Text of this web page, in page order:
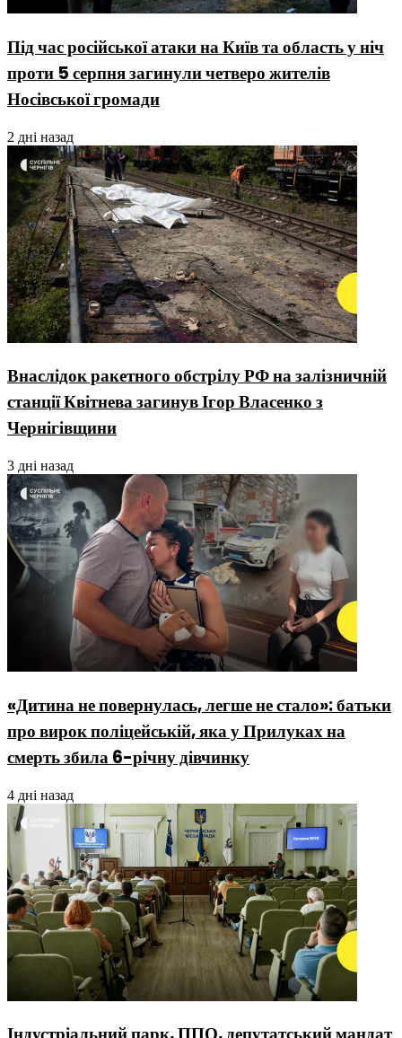
Під час російської атаки на Київ та область у ніч
проти 5 серпня загинули четверо жителів
Носівської громади
2 дні назад
Внаслідок ракетного обстрілу РФ на залізничній
станції Квітнева загинув Ігор Власенко з
Чернігівщини
3 дні назад
«Дитина не повернулась, легше не стало»: батьки
про вирок поліцейській, яка у Прилуках на
смерть збила 6-річну дівчинку
4 дні назад